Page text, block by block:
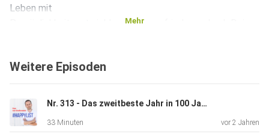
Leben mit
Persönlichkeitsentwicklung. Gehe zufriedener durch Deinen
Mehr
Weitere Episoden
Nr. 313 - Das zweitbeste Jahr in 100 Jahren trotz Krise - Bauunternehmer Tobias Stahl im Interview
33 Minuten vor 2 Jahren